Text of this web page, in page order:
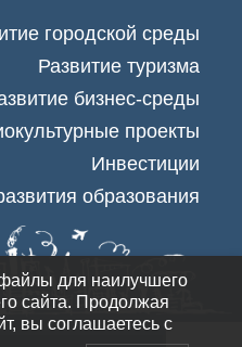
городской среды
Развитие туризма
бизнес-среды
проекты
Инвестиции
образования
для наилучшего
сайта. Продолжая
вы соглашаетесь с